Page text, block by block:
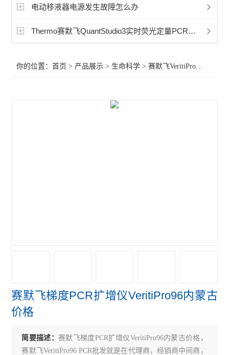
BioRad伯乐PTC Tempo梯度pcr
赛默飞311二氧化碳CO2培养箱
赛默飞QuantStudio5 PCR
赛默飞QuantStudio3 PCR
伯乐CFX Connect PCR仪
电动移液器电源发生故障怎么办
Thermo赛默飞QuantStudio3实时荧光定量PCR系统做实验用哪些耗材试剂？
你的位置：首页 > 产品展示 > 生命科学 >赛默飞VeritiPro PCR仪
赛默飞梯度PCR扩增仪VeritiPro96内蒙古
价格
简要描述： 赛默飞梯度PCR扩增仪VeritiPro96内蒙古价格，
赛默飞VeritiPro96 PCR批发就是在代理商，经销商中间商，